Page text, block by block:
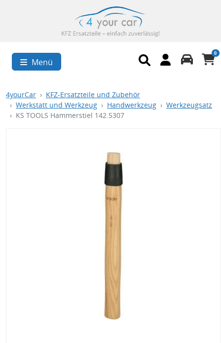
Menü
0
4yourCar
KFZ-Ersatzteile und Zubehör
Werkstatt und Werkzeug
Handwerkzeug
Werkzeugsatz
KS TOOLS Hammerstiel 142.5307